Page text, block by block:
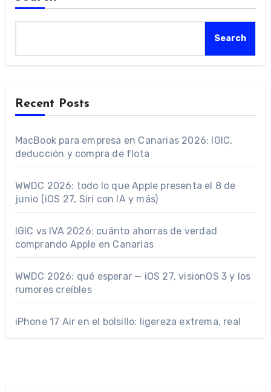
Search
Recent Posts
MacBook para empresa en Canarias 2026: IGIC,
deducción y compra de flota
WWDC 2026: todo lo que Apple presenta el 8 de
junio (iOS 27, Siri con IA y más)
IGIC vs IVA 2026: cuánto ahorras de verdad
comprando Apple en Canarias
WWDC 2026: qué esperar — iOS 27, visionOS 3 y los
rumores creíbles
iPhone 17 Air en el bolsillo: ligereza extrema, real